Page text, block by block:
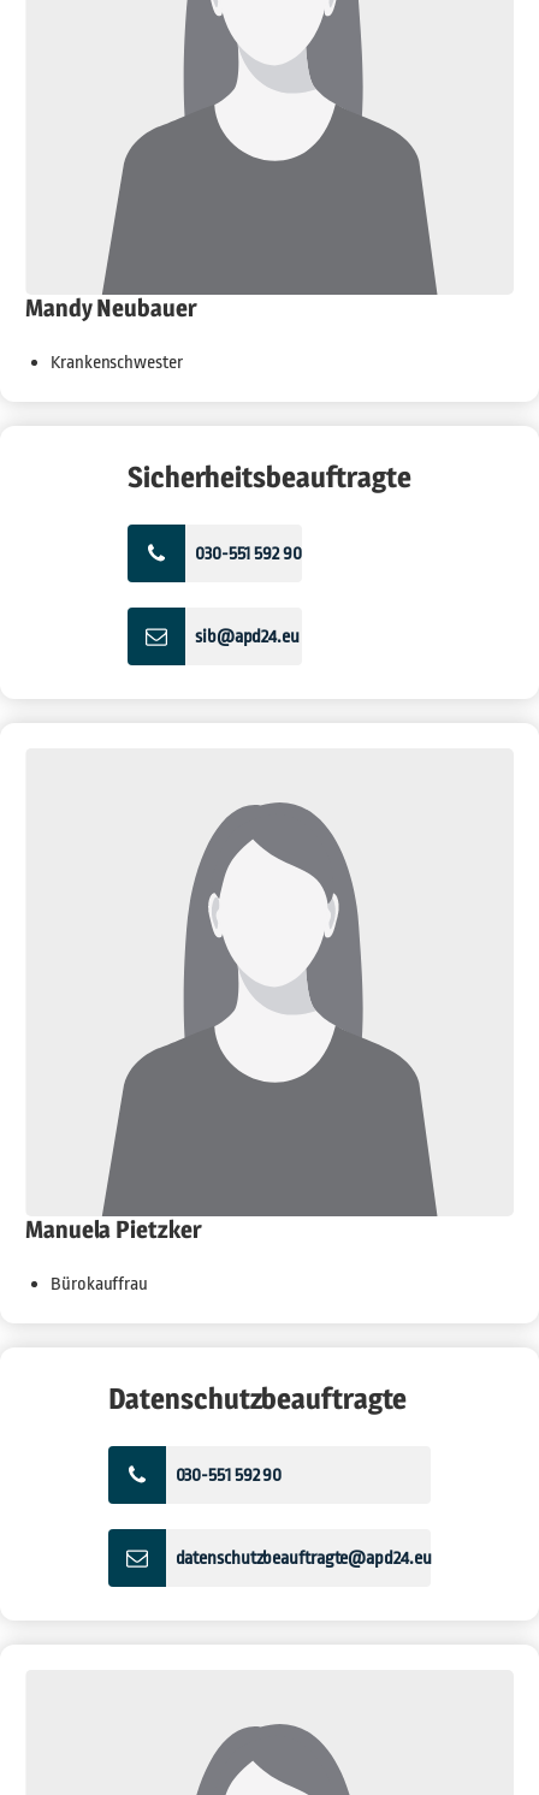
Mandy Neubauer
Krankenschwester
Sicherheitsbeauftragte
030-551 592 90
sib@apd24.eu
Manuela Pietzker
Bürokauffrau
Datenschutzbeauftragte
030-551 592 90
datenschutzbeauftragte@apd24.eu